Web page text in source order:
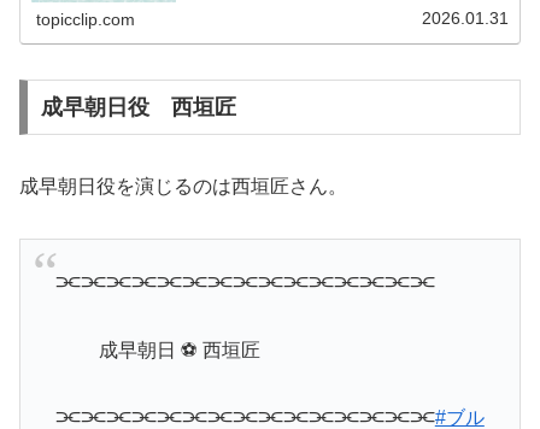
topicclip.com 2026.01.31
成早朝日役 西垣匠
成早朝日役を演じるのは西垣匠さん。
⫘⫘⫘⫘⫘⫘⫘⫘⫘⫘⫘⫘⫘⫘⫘
成早朝日 ⚽ 西垣匠
⫘⫘⫘⫘⫘⫘⫘⫘⫘⫘⫘⫘⫘⫘⫘#ブル